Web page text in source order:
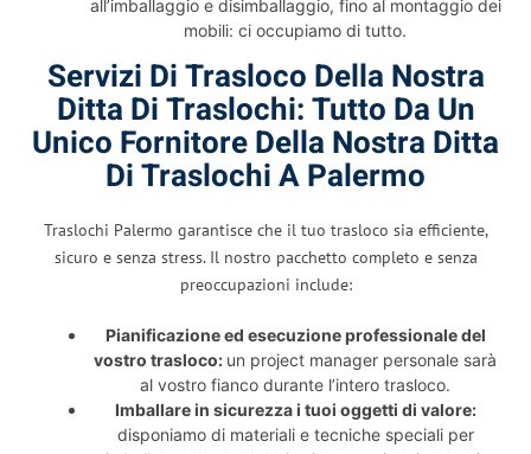
all’imballaggio e disimballaggio, fino al montaggio dei
mobili: ci occupiamo di tutto.
Servizi Di Trasloco Della Nostra
Ditta Di Traslochi: Tutto Da Un
Unico Fornitore Della Nostra Ditta
Di Traslochi A Palermo
Traslochi Palermo garantisce che il tuo trasloco sia efficiente,
sicuro e senza stress. Il nostro pacchetto completo e senza
preoccupazioni include:
Pianificazione ed esecuzione professionale del
vostro trasloco: un project manager personale sarà
al vostro fianco durante l’intero trasloco.
Imballare in sicurezza i tuoi oggetti di valore:
disponiamo di materiali e tecniche speciali per